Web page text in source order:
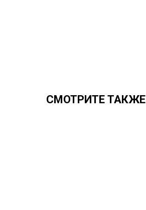
СМОТРИТЕ ТАКЖЕ